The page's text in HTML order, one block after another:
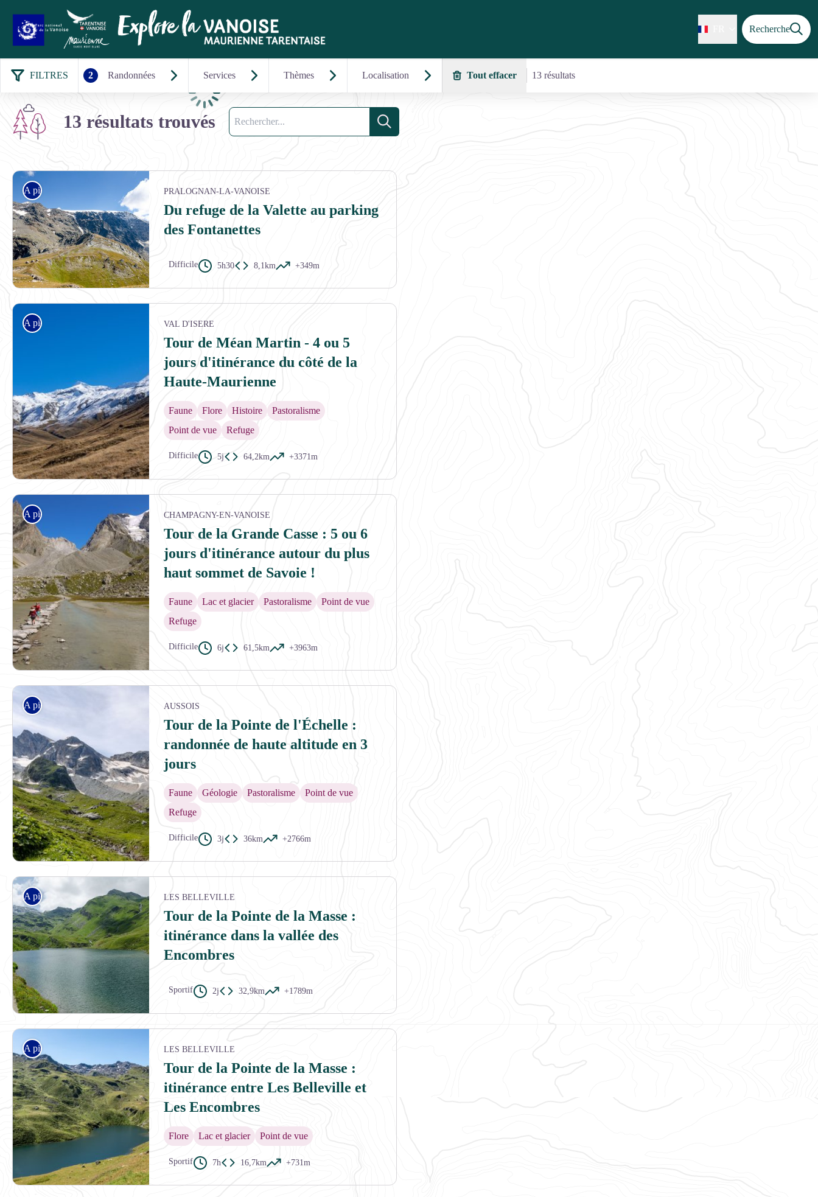
Recherche
FILTRES 2 Randonnées Services Thèmes Localisation Tout effacer 13 résultats
13 résultats trouvés
Recherche
Recherche
A pied PRALOGNAN-LA-VANOISE
Du refuge de la Valette au parking
des Fontanettes
Difficile 5h30 8,1km +349m
A pied VAL D'ISERE
Tour de Méan Martin - 4 ou 5
jours d'itinérance du côté de la
Haute-Maurienne
Faune Flore Histoire
Pastoralisme
Point de vue
Refuge
Difficile 5j 64,2km +3371m
A pied CHAMPAGNY-EN-VANOISE
Tour de la Grande Casse : 5 ou 6
jours d'itinérance autour du plus
haut sommet de Savoie !
Faune Lac et glacier Pastoralisme
Point de vue
Refuge
Difficile 6j 61,5km +3963m
A pied AUSSOIS
Tour de la Pointe de l'Échelle :
randonnée de haute altitude en 3
jours
Faune Géologie Pastoralisme
Point de vue
Refuge
Difficile 3j 36km +2766m
A pied LES BELLEVILLE
Tour de la Pointe de la Masse :
itinérance dans la vallée des
Encombres
Sportif 2j 32,9km +1789m
A pied LES BELLEVILLE
Tour de la Pointe de la Masse :
itinérance entre Les Belleville et
Les Encombres
Flore Lac et glacier Point de vue
Sportif 7h 16,7km +731m
Chargement